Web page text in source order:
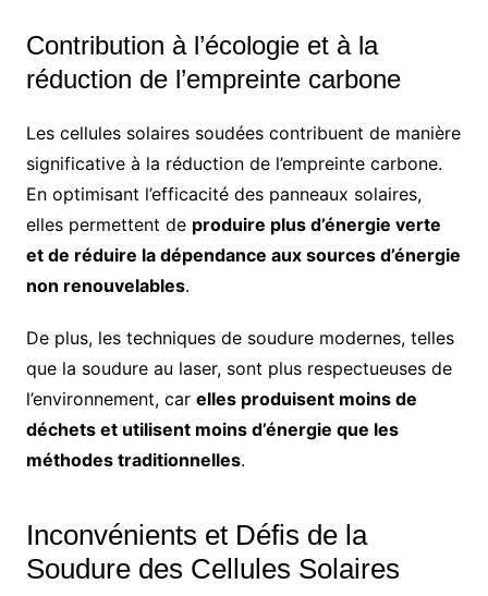
Contribution à l’écologie et à la
réduction de l’empreinte carbone
Les cellules solaires soudées contribuent de manière
significative à la réduction de l’empreinte carbone.
En optimisant l’efficacité des panneaux solaires,
elles permettent de produire plus d’énergie verte
et de réduire la dépendance aux sources d’énergie
non renouvelables.
De plus, les techniques de soudure modernes, telles
que la soudure au laser, sont plus respectueuses de
l’environnement, car elles produisent moins de
déchets et utilisent moins d’énergie que les
méthodes traditionnelles.
Inconvénients et Défis de la
Soudure des Cellules Solaires